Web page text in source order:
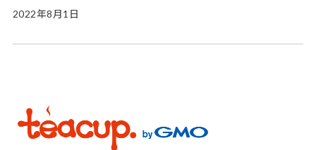
2022年8月1日